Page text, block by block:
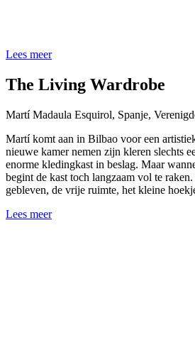
Lees meer
The Living Wardrobe
Martí Madaula Esquirol, Spanje,
Martí komt aan in Bilbao voor een
nieuwe kamer nemen zijn kleren slechts
enorme kledingkast in beslag. Maar
begint de kast toch langzaam vol te
gebleven, de vrije ruimte, het kleine
Lees meer